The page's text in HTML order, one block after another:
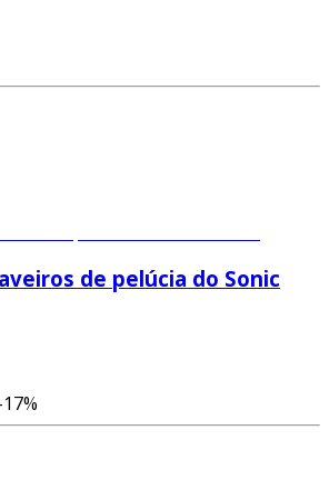
de pelúcia do Sonic
17%